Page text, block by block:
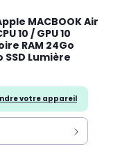
MACBOOK Air
10 / GPU 10
RAM 24Go
SSD Lumière
votre appareil